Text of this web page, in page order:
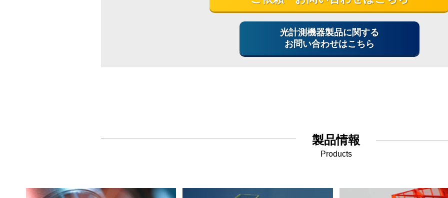
光計測機器製品に関する
お問い合わせはこちら
製品情報
Products